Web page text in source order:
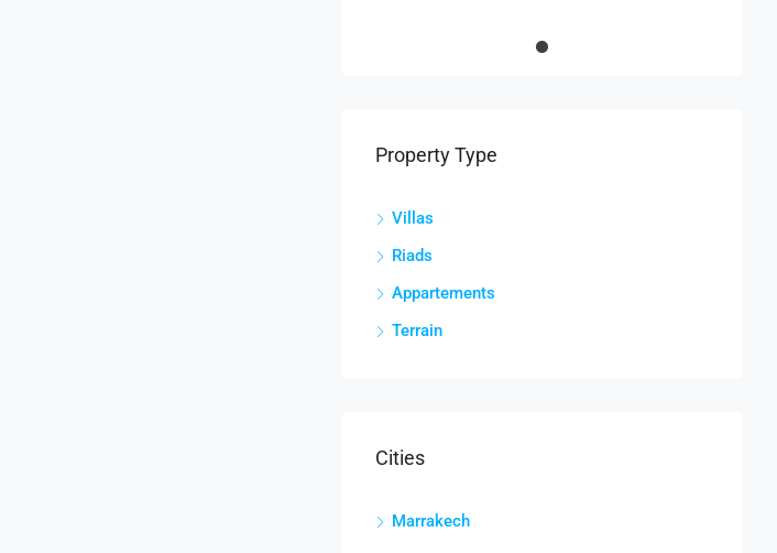
Property Type
Villas
Riads
Appartements
Terrain
Cities
Marrakech